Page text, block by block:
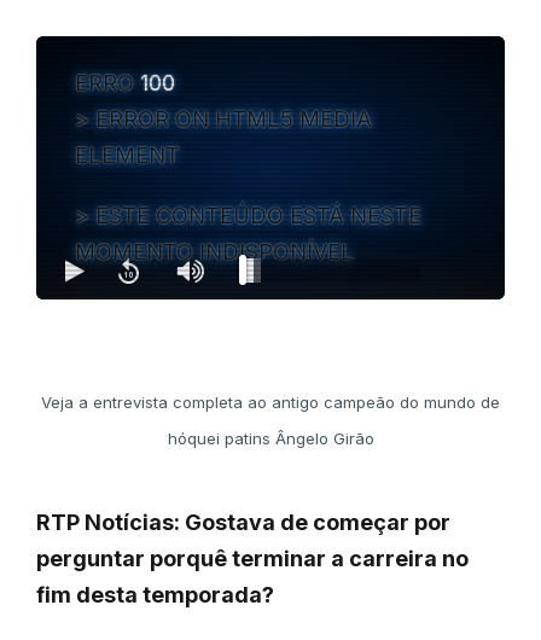
ERRO 100
ERROR ON HTML5 MEDIA
ELEMENT
ESTE CONTEÚDO ESTÁ NESTE
MOMENTO INDISPONÍVEL
Veja a entrevista completa ao antigo campeão do mundo de
hóquei patins Ângelo Girão
RTP Notícias: Gostava de começar por
perguntar porquê terminar a carreira no
fim desta temporada?